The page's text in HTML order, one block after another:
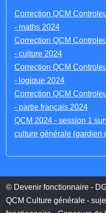
Correction QCM
- maths 2024
Correction QCM
- culture 2024
Correction QCM
- logique 2024
Correction QCM
- partie français 2024
QCM 2024 - session 1
culture générale (gardien
© Devenir fonctionnaire -
QCM Culture générale -